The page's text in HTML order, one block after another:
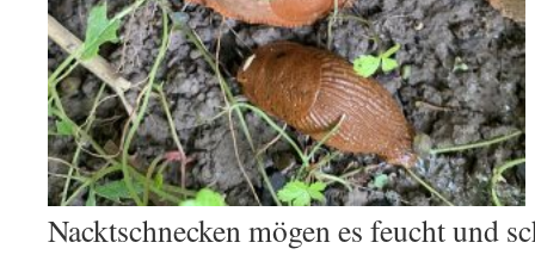
Nacktschnecken mögen es feucht und